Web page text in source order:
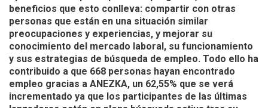
beneficios que esto conlleva: compartir con otras
personas que están en una situación similar
preocupaciones y experiencias, y mejorar su
conocimiento del mercado laboral, su funcionamiento
y sus estrategias de búsqueda de empleo. Todo ello ha
contribuido a que 668 personas hayan encontrado
empleo gracias a ANEZKA, un 62,55% que se verá
incrementado ya que los participantes de las últimas